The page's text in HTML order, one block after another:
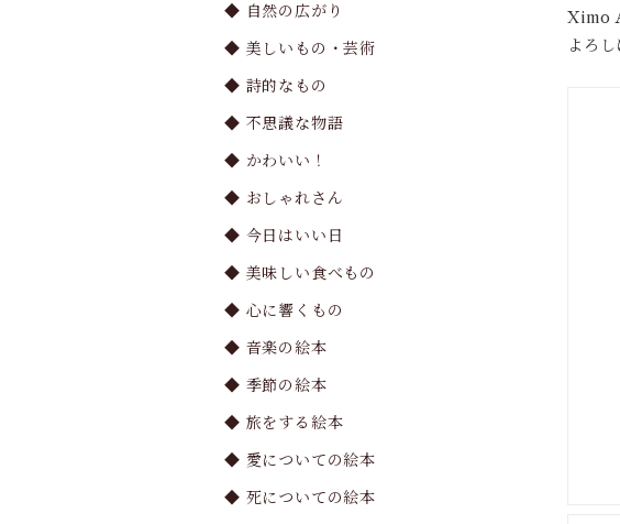
Ximo
よろ
◆ 自然の広がり
◆ 美しいもの・芸術
◆ 詩的なもの
◆ 不思議な物語
◆ かわいい！
◆ おしゃれさん
◆ 今日はいい日
◆ 美味しい食べもの
◆ 心に響くもの
◆ 音楽の絵本
◆ 季節の絵本
◆ 旅をする絵本
◆ 愛についての絵本
◆ 死についての絵本